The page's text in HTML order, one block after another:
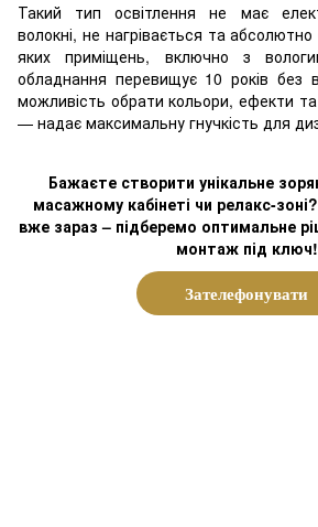
Такий тип освітлення не має
волокні, не нагрівається та
яких приміщень, включно з
обладнання перевищує 10 років без
можливість обрати кольори, ефекти та
— надає максимальну гнучкість для
Бажаєте створити унікальне
масажному кабінеті чи релакс-
вже зараз – підберемо оптимальне
монтаж під ключ!
Зателефонувати